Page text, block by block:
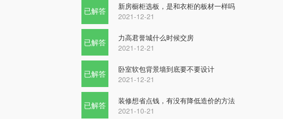
已解答
新房橱柜选板，是和衣柜的板材一样吗
2021-12-21
已解答
力高君誉城什么时候交房
2021-12-21
已解答
卧室软包背景墙到底要不要设计
2021-12-21
已解答
装修想省点钱，有没有降低造价的方法
2021-10-21